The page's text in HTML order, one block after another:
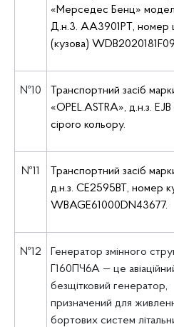
«Мерседес Бенц»
Д.н.3. АА3901РТ, номер
(кузова)
№10
Транспортний засіб
«OPEL.ASTRA», д.н.з.
ciporo кольору.
№11
Транспортний засіб
д.н.з. СЕ2595ВТ, номер
WBAGE61000DN43677.
№12
Генератор змінного
Г160ПЧ6А — це
безщітковий генератор,
призначений для
бортових систем